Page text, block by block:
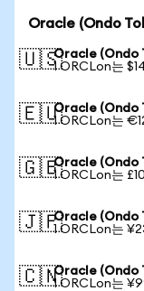
Oracle (Ondo
🇺🇸Oracle (Ondo
1 ORCLon는
🇪🇺Oracle (Ondo
1 ORCLon는
🇬🇧Oracle (Ondo
1 ORCLon는
🇯🇵Oracle (Ondo
1 ORCLon는
🇨🇳Oracle (Ondo
1 ORCLon는